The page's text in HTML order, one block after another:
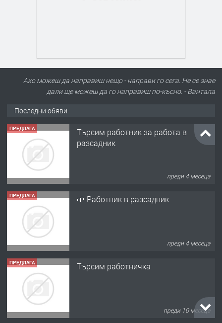
Ако можеш да направиш нещо - направи го сега. Не се знае
дали ще можеш да го направиш по-късно. - Вантала
Последни обяви
ПРЕДЛАГА
Търсим работник за работа в
разсадник
преди 4 месеца
ПРЕДЛАГА 🌱 Работник в разсадник
преди 4 месеца
ПРЕДЛАГА Търсим работничка
преди 10 месеца